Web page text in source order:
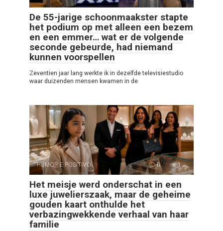
De 55-jarige schoonmaakster stapte
het podium op met alleen een bezem
en een emmer… wat er de volgende
seconde gebeurde, had niemand
kunnen voorspellen
Zeventien jaar lang werkte ik in dezelfde televisiestudio
waar duizenden mensen kwamen in de
HUMOR E POSITIVO 0 1
Het meisje werd onderschat in een
luxe juwelierszaak, maar de geheime
gouden kaart onthulde het
verbazingwekkende verhaal van haar
familie